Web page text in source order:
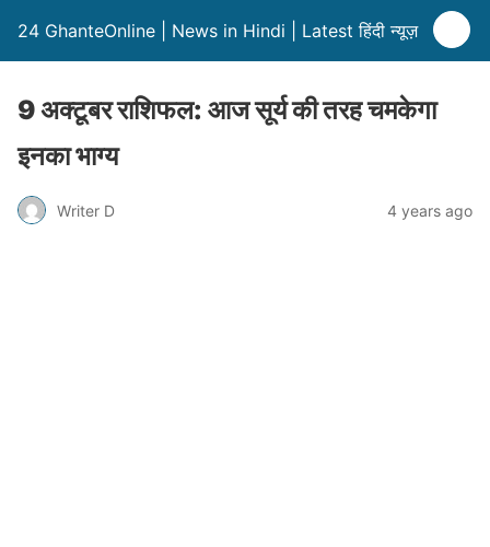
24 GhanteOnline | News in Hindi | Latest हिंदी न्यूज़
9 अक्टूबर राशिफल: आज सूर्य की तरह चमकेगा
इनका भाग्य
Writer D 4 years ago